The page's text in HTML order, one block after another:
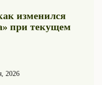
изменился
при текущем
2026